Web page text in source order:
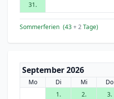
31.
Sommerferien (43+ 2Tage)
September 2026
Mo Di Mi Do
1.
2. 3.